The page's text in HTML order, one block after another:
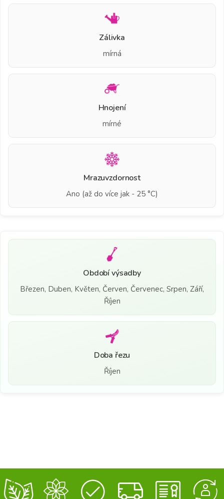
Zálivka
mírná
Hnojení
mírné
Mrazuvzdornost
Ano (až do více jak - 25 °C)
Období výsadby
Březen, Duben, Květen, Červen, Červenec, Srpen, Září,
Říjen
Doba řezu
Říjen